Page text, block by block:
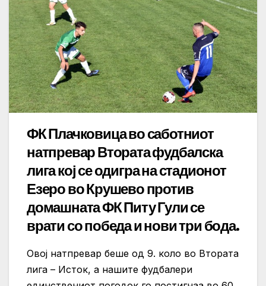
ФК Плачковица во саботниот
натпревар Втората фудбалска
лига кој се одигра на стадионот
Езеро во Крушево против
домашната ФК Питу Гули се
врати со победа и нови три бода.
Овој натпревар беше од 9. коло во Втората
лига – Исток, а нашите фудбалери